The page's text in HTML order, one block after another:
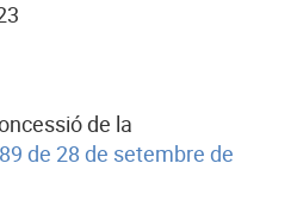
de la
de 28 de setembre de